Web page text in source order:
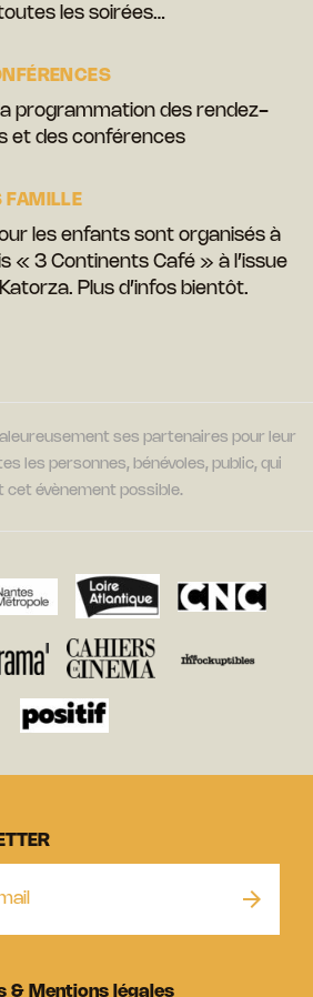
les soirées…
programmation des rendez-
et des conférences
FAMILLE
les enfants sont organisés à
« 3 Continents Café » à l’issue
Plus d’infos bientôt.
ses partenaires pour leur
les personnes, bénévoles, public, qui
cet évènement possible.
& Mentions légales